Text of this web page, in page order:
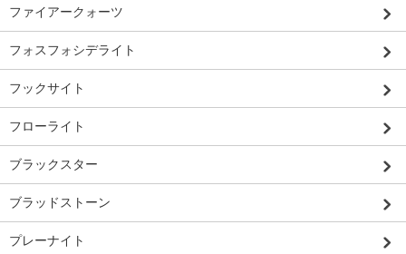
ファイアークォーツ
フォスフォシデライト
フックサイト
フローライト
ブラックスター
ブラッドストーン
プレーナイト